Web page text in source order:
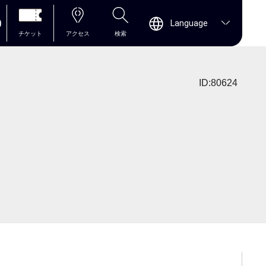
チケット アクセス 検索
Language
ID:80624